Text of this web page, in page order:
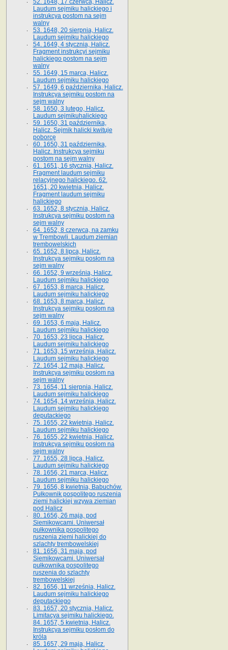
52. 1648, 17 czerwca, Halicz.
Laudum sejmiku halickiego i
instrukcya postom na sejm
walny
53. 1648, 20 sierpnia, Halicz.
Laudum sejmiku halickiego
54. 1649, 4 stycznia, Halicz.
Fragment instrukcyi sejmiku
halickiego postom na sejm
walny
55. 1649, 15 marca, Halicz.
Laudum sejmiku halickiego
57. 1649, 6 października, Halicz.
Instrukcya sejmiku postom na
sejm walny
58. 1650, 3 lutego, Halicz.
Laudum sejmikuhalickiego
59. 1650, 31 października,
Halicz. Sejmik halicki kwituje
poborcę
60. 1650, 31 października,
Halicz. Instrukcya sejmiku
postom na sejm walny
61. 1651, 16 stycznia, Halicz.
Fragment laudum sejmiku
relacyjnego halickiego. 62.
1651, 20 kwietnia, Halicz.
Fragment laudum sejmiku
halickiego
63. 1652, 8 stycznia, Halicz.
Instrukcya sejmiku postom na
sejm walny
64. 1652, 8 czerwca, na zamku
w Trembowli. Laudum ziemian
trembowelskich
65. 1652, 8 lipca, Halicz.
Instrukcya sejmiku posłom na
sejm walny
66. 1652, 9 września, Halicz.
Laudum sejmiku halickiego
67. 1653, 8 marca, Halicz.
Laudum sejmiku halickiego
68. 1653, 8 marca, Halicz.
Instrukcya sejmiku posłom na
sejm walny
69. 1653, 6 maja, Halicz.
Laudum sejmiku halickiego
70. 1653, 23 lipca, Halicz.
Laudum sejmiku halickiego
71. 1653, 15 września, Halicz.
Laudum sejmiku halickiego
72. 1654, 12 maja, Halicz.
Instrukcya sejmiku posłom na
sejm walny
73. 1654, 11 sierpnia, Halicz.
Laudum sejmiku halickiego
74. 1654, 14 września, Halicz.
Laudum sejmiku halickiego
deputackiego
75. 1655, 22 kwietnia, Halicz.
Laudum sejmiku halickiego
76. 1655, 22 kwietnia, Halicz.
Instrukcya sejmiku posłom na
sejm walny
77. 1655, 28 lipca, Halicz.
Laudum sejmiku halickiego
78. 1656, 21 marca, Halicz.
Laudum sejmiku halickiego
79. 1656, 8 kwietnia, Babuchów.
Pułkownik pospolitego ruszenia
ziemi halickiej wzywa ziemian
pod Halicz
80. 1656, 26 maja, pod
Siemikowcami. Uniwersał
pułkownika pospolitego
ruszenia ziemi halickiej do
szlachty trembowelskiej
81. 1656, 31 maja, pod
Siemikowcami. Uniwersał
pułkownika pospolitego
ruszenia do szlachty
trembowelskiej
82. 1656, 11 września, Halicz.
Laudum sejmiku halickiego
deputackiego
83. 1657, 20 stycznia, Halicz.
Limitacya sejmiku halickiego.
84. 1657, 5 kwietnia, Halicz.
Instrukcya sejmiku posłom do
króla
85. 1657, 29 maja, Halicz.